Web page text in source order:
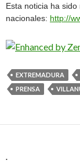
Esta noticia ha
nacionales: http://
EXTREMADURA
PRENSA
.